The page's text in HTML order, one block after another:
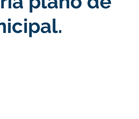
Trânsito e Mobilidade